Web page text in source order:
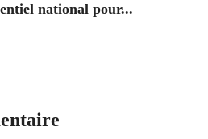
national pour...